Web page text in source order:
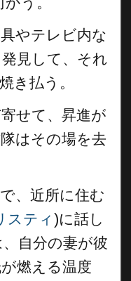
やテレビ内な
見して、それ
き払う。
せて、昇進が
はその場を去
、近所に住む
スティ )に話し
自分の妻が彼
燃える温度